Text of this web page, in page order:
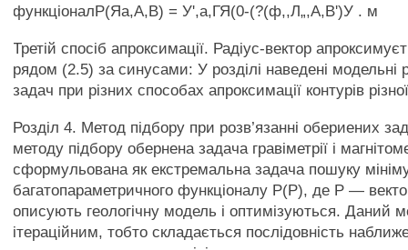
функціоналР(Яа,А,В) = У',а,ГЯ(0-(?(ф,,Л„,А,В')У . м
Третій спосіб апроксимації. Радіус-вектор
рядом (2.5) за синусами: У розділі наведені модельні
задач при різних способах апроксимації контурів
Розділ 4. Метод підбору при розв’язанні обериених
методу підбору обернена задача гравіметрії і
сформульована як екстремальна задача пошуку
багатопараметричного функціоналу Р(Р), де Р —
описують геологічну модель і оптимізуються. Даний
ітераційним, тобто складається послідовність